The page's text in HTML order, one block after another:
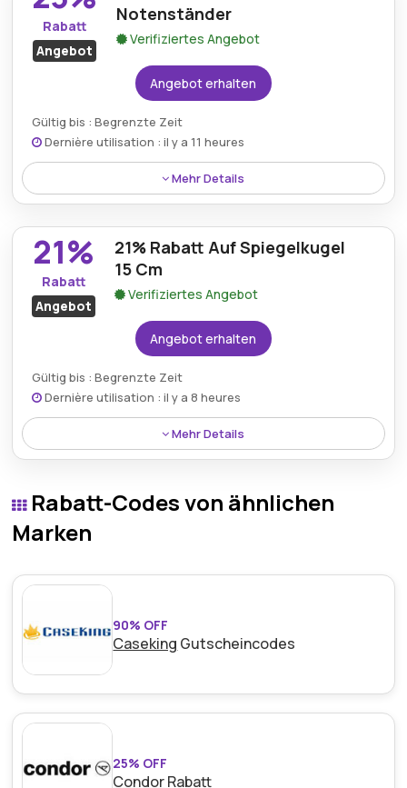
Rabatt
Angebot
Notenständer
Verifiziertes Angebot
Angebot erhalten
Gültig bis : Begrenzte Zeit
Dernière utilisation : il y a 11 heures
Mehr Details
Ein faltbarer Notenständer wird mit 23% Rabatt
angeboten und bietet Portabilität und Praktikabilität
für Musiker, die leichtes Performance-Zubehör
benötigen.
21%
Rabatt
Angebot
21% Rabatt Auf Spiegelkugel
15 Cm
Verifiziertes Angebot
Angebot erhalten
Gültig bis : Begrenzte Zeit
Dernière utilisation : il y a 8 heures
Mehr Details
Die Mirror Ball 15 cm ist jetzt mit 21% Rabatt verfügbar
Flair in jedes dekorative Arrangement.
Rabatt-Codes von ähnlichen
Marken
90% OFF
Caseking Gutscheincodes
25% OFF
CondorRabatt